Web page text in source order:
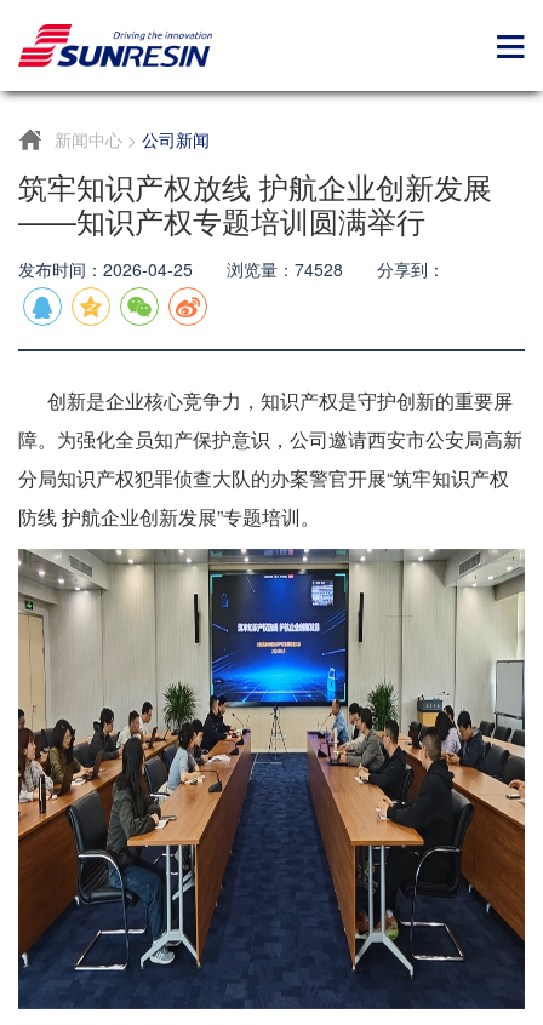
新闻中心 > 公司新闻
筑牢知识产权放线 护航企业创新发展
——知识产权专题培训圆满举行
发布时间：2026-04-25 浏览量：74528 分享到：
创新是企业核心竞争力，知识产权是守护创新的重要屏
障。为强化全员知产保护意识，公司邀请西安市公安局高新
分局知识产权犯罪侦查大队的办案警官开展“筑牢知识产权
防线 护航企业创新发展”专题培训。